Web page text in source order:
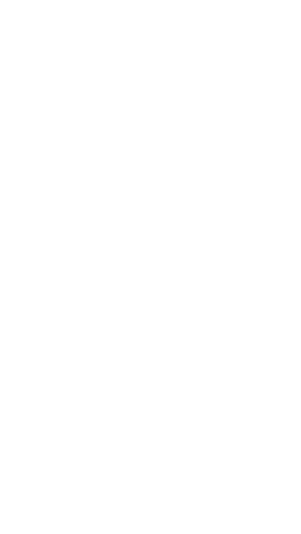
了承ください。
をご了承くださ
です。
ず変更すること
) : 1000ppm、
、